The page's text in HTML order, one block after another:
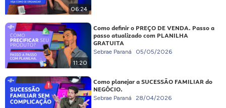
06:24
11:20
Como definir o PREÇO DE VENDA. Passo a
passo atualizado com PLANILHA
GRATUITA
Sebrae Paraná 05/05/2026
Como planejar a SUCESSÃO FAMILIAR do
NEGÓCIO.
Sebrae Paraná 28/04/2026